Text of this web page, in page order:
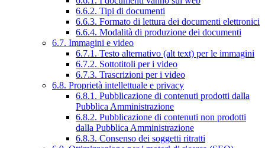
6.6.2. Tipi di documenti
6.6.3. Formato di lettura dei documenti elettronici
6.6.4. Modalità di produzione dei documenti
6.7. Immagini e video
6.7.1. Testo alternativo (alt text) per le immagini
6.7.2. Sottotitoli per i video
6.7.3. Trascrizioni per i video
6.8. Proprietà intellettuale e privacy
6.8.1. Pubblicazione di contenuti prodotti dalla
Pubblica Amministrazione
6.8.2. Pubblicazione di contenuti non prodotti
dalla Pubblica Amministrazione
6.8.3. Consenso dei soggetti ritratti